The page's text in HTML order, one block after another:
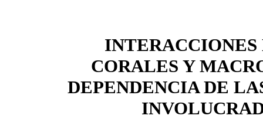
INTERACCIONES
CORALES Y
DEPENDENCIA DE